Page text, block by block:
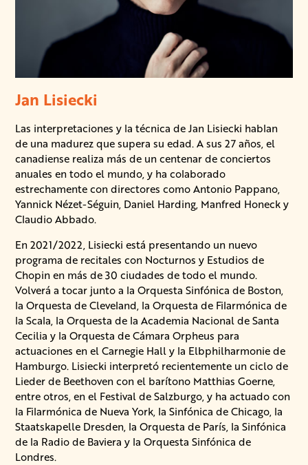
Jan Lisiecki
Las interpretaciones y la técnica de Jan Lisiecki hablan
de una madurez que supera su edad. A sus 27 años, el
canadiense realiza más de un centenar de conciertos
anuales en todo el mundo, y ha colaborado
estrechamente con directores como Antonio Pappano,
Yannick Nézet-Séguin, Daniel Harding, Manfred Honeck y
Claudio Abbado.
En 2021/2022, Lisiecki está presentando un nuevo
programa de recitales con Nocturnos y Estudios de
Chopin en más de 30 ciudades de todo el mundo.
Volverá a tocar junto a la Orquesta Sinfónica de Boston,
la Orquesta de Cleveland, la Orquesta de Filarmónica de
la Scala, la Orquesta de la Academia Nacional de Santa
Cecilia y la Orquesta de Cámara Orpheus para
actuaciones en el Carnegie Hall y la Elbphilharmonie de
Hamburgo. Lisiecki interpretó recientemente un ciclo de
Lieder de Beethoven con el barítono Matthias Goerne,
entre otros, en el Festival de Salzburgo, y ha actuado con
la Filarmónica de Nueva York, la Sinfónica de Chicago, la
Staatskapelle Dresden, la Orquesta de París, la Sinfónica
de la Radio de Baviera y la Orquesta Sinfónica de
Londres.